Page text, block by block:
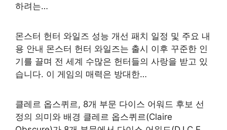
하려는…
몬스터 헌터 와일즈 성능 개선 패치 일정 및 주요 내
용 안내 몬스터 헌터 와일즈는 출시 이후 꾸준한 인
기를 끌며 전 세계 수많은 헌터들의 사랑을 받고 있
습니다. 이 게임의 매력은 방대한…
클레르 옵스퀴르, 8개 부문 다이스 어워드 후보 선
정의 의미와 배경 클레르 옵스퀴르(Claire